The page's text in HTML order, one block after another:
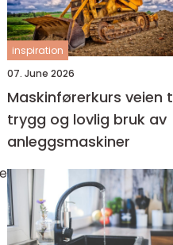
inspiration
07. June 2026
Maskinførerkurs veien til
trygg og lovlig bruk av
anleggsmaskiner